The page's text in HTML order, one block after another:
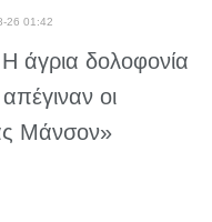
26 01:42
άγρια δολοφονία
οι
Μάνσον»